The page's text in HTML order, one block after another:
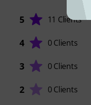
5 11 Clients
4 0 Clients
3 0 Clients
2 0 Clients